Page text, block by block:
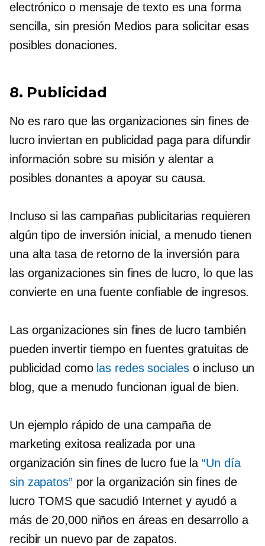
electrónico o mensaje de texto es una forma
sencilla,sin presión Medios para solicitar esas
posibles donaciones.
8. Publicidad
No es raro que las organizaciones sin fines de
lucro inviertan en publicidad paga para difundir
información sobre su misión y alentar a
posibles donantes a apoyar su causa.
Incluso si las campañas publicitarias requieren
algún tipo de inversión inicial, a menudo tienen
una alta tasa de retorno de la inversión para
las organizaciones sin fines de lucro, lo que las
convierte en una fuente confiable de ingresos.
Las organizaciones sin fines de lucro también
pueden invertir tiempo en fuentes gratuitas de
publicidad como las redes socialeso incluso un
blog, que a menudo funcionan igual de bien.
Un ejemplo rápido de una campaña de
marketing exitosa realizada por una
organización sin fines de lucro fue la“Un día
sin zapatos” por la organización sin fines de
lucro TOMS que sacudió Internet y ayudó a
más de 20,000 niños en áreas en desarrollo a
recibir un nuevo par de zapatos.